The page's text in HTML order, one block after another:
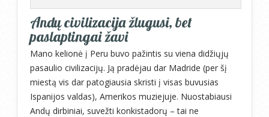
Andų civilizacija žlugusi, bet
paslaptingai žavi
Mano kelionė į Peru buvo pažintis su viena didžiųjų
pasaulio civilizacijų. Ją pradėjau dar Madride (per šį
miestą vis dar patogiausia skristi į visas buvusias
Ispanijos valdas), Amerikos muziejuje. Nuostabiausi
Andų dirbiniai, suvežti konkistadorų – tai ne